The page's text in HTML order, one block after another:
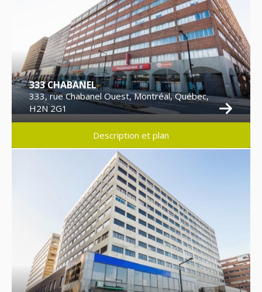
333 CHABANEL
333, rue Chabanel Ouest, Montréal, Québec,
H2N 2G1
Description et plan